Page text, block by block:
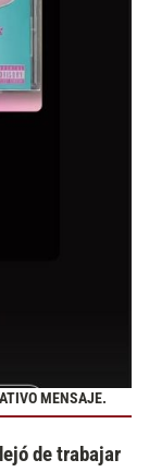
MENSAJE.
de trabajar